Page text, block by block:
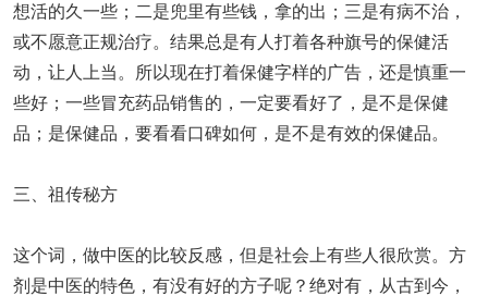
想活的久一些；二是兜里有些钱，拿的出；三是有病不治，
或不愿意正规治疗。结果总是有人打着各种旗号的保健活
动，让人上当。所以现在打着保健字样的广告，还是慎重一
些好；一些冒充药品销售的，一定要看好了，是不是保健
品；是保健品，要看看口碑如何，是不是有效的保健品。
三、祖传秘方
这个词，做中医的比较反感，但是社会上有些人很欣赏。方
剂是中医的特色，有没有好的方子呢？绝对有，从古到今，